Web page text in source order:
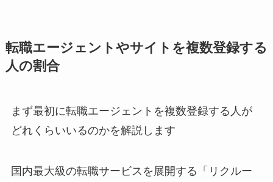
転職エージェントやサイトを複数登録する
人の割合
まず最初に転職エージェントを複数登録する人が
どれくらいいるのかを解説します
国内最大級の転職サービスを展開する「リクルー